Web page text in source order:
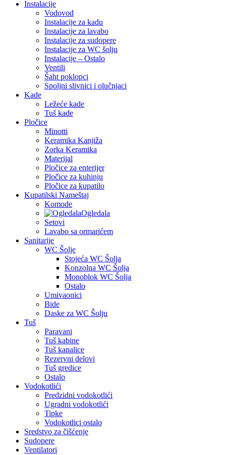
Instalacije
Vodovod
Instalacije za kadu
Instalacije za lavabo
Instalacije za sudopere
Instalacije za WC šolju
Instalacije – Ostalo
Ventili
Šaht poklopci
Spoljni slivnici i olučnjaci
Kade
Ležeće kade
Tuš kade
Pločice
Minotti
Keramika Kanjiža
Zorka Keramika
Materijal
Pločice za enterijer
Pločice za kuhinju
Pločice za kupatilo
Kupatilski Nameštaj
Komode
Ogledala
Setovi
Lavabo sa ormarićem
Sanitarije
WC Šolje
Stojeća WC Šolja
Konzolna WC Šolja
Monoblok WC Šolja
Ostalo
Umivaonici
Bide
Daske za WC Šolju
Tuš
Paravani
Tuš kabine
Tuš kanalice
Rezervni delovi
Tuš gredice
Ostalo
Vodokotlići
Predzidni vodokotlići
Ugradni vodokotlići
Tipke
Vodokotlici ostalo
Sredstvo za čišćenje
Sudopere
Ventilatori